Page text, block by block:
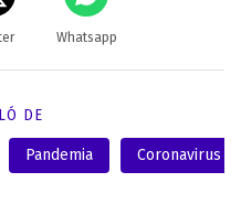
Whatsapp
DE
Pandemia Coronavirus